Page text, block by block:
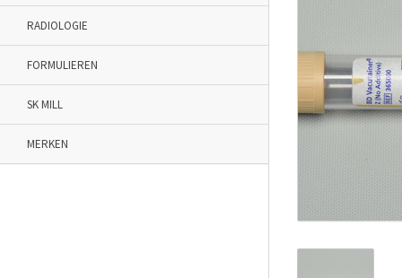
RADIOLOGIE
FORMULIEREN
SK MILL
MERKEN